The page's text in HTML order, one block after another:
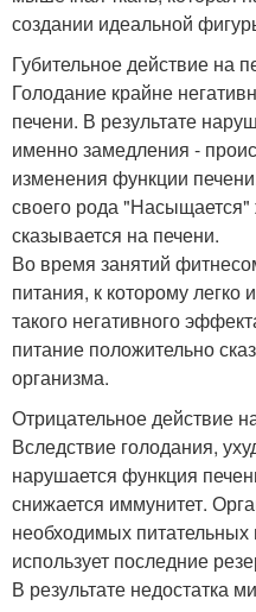
создании идеальной
Губительное действие на
Голодание крайне
печени. В результате
именно замедления -
изменения функции
своего рода "Насыщается"
сказывается на печени.
Во время занятий
питания, к которому
такого негативного
питание положительно
организма.
Отрицательное действие
Вследствие голодания,
нарушается функция
снижается иммунитет.
необходимых питательных
использует последние
В результате недостатка